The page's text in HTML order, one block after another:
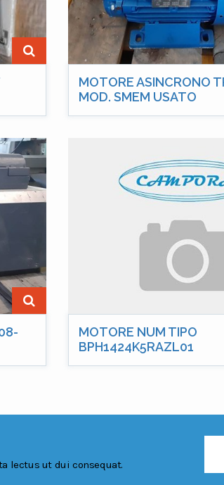
MOTORE ASINCRONO
MOD. SMEM USATO
MOTORE NUM TIPO
BPH1424K5RAZL01
lectus ut dui consequat.